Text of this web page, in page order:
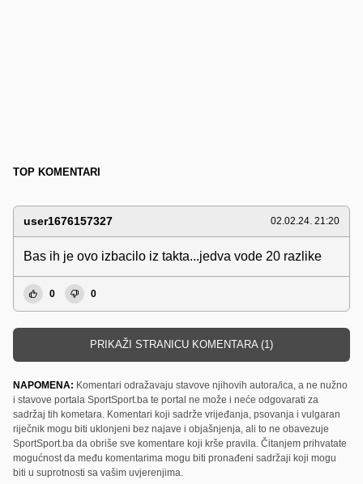
TOP KOMENTARI
user1676157327 02.02.24. 21:20
Bas ih je ovo izbacilo iz takta...jedva vode 20 razlike
0 0
PRIKAŽI STRANICU KOMENTARA (1)
NAPOMENA: Komentari odražavaju stavove njihovih autora/ica, a ne nužno
i stavove portala SportSport.ba te portal ne može i neće odgovarati za
sadržaj tih kometara. Komentari koji sadrže vrijeđanja, psovanja i vulgaran
riječnik mogu biti uklonjeni bez najave i objašnjenja, ali to ne obavezuje
SportSport.ba da obriše sve komentare koji krše pravila. Čitanjem prihvatate
mogućnost da među komentarima mogu biti pronađeni sadržaji koji mogu
biti u suprotnosti sa vašim uvjerenjima.